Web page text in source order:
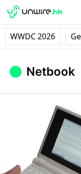
WWDC 2026
Netbook